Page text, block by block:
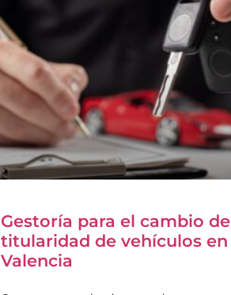
Gestoría para el cambio de
titularidad de vehículos en
Valencia